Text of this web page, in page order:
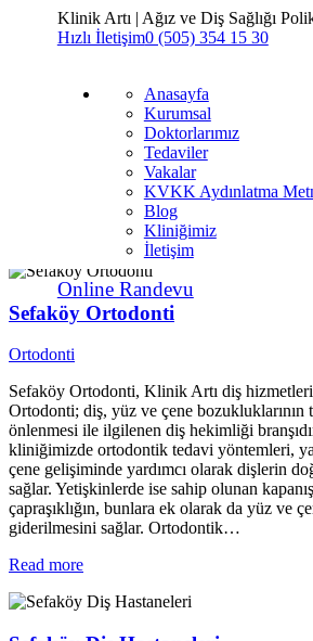
Klinik Artı | Ağız ve Diş Sağlığı
Hızlı İletişim0 (505) 354 15 30
Anasayfa
Kurumsal
Doktorlarımız
Tedaviler
Vakalar
KVKK Aydınlatma
Blog
Kliniğimiz
İletişim
Online Randevu
Doktorlarımız
KVKK Aydınlatma Metni
Sefaköy Ortodonti
Ortodonti
Sefaköy Ortodonti, Klinik Artı diş
Ortodonti; diş, yüz ve çene bozukluklarının
önlenmesi ile ilgilenen diş hekimliği
kliniğimizde ortodontik tedavi yöntemleri,
çene gelişiminde yardımcı olarak dişlerin
sağlar. Yetişkinlerde ise sahip olunan
çapraşıklığın, bunlara ek olarak da yüz ve
giderilmesini sağlar. Ortodontik…
Read more